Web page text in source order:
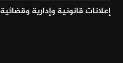
إعلانات قانونية وإدارية وقضائية